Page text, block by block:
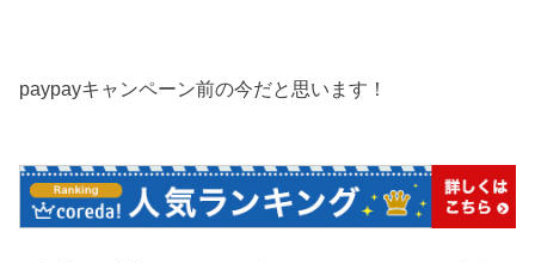
paypayキャンペーン前の今だと思います！